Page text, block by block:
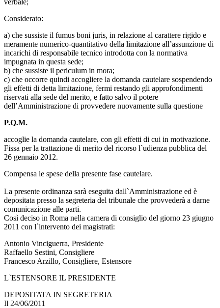
Considerato:
a) che sussiste il fumus boni juris, in relazione al carattere rigido e
meramente numerico-quantitativo della limitazione all’assunzione di
incarichi di responsabile tecnico introdotta con la normativa
impugnata in questa sede;
b) che sussiste il periculum in mora;
c) che occorre quindi accogliere la domanda cautelare sospendendo
gli effetti di detta limitazione, fermi restando gli approfondimenti
riservati alla sede del merito, e fatto salvo il potere
dell’Amministrazione di provvedere nuovamente sulla questione
P.Q.M.
accoglie la domanda cautelare, con gli effetti di cui in motivazione.
Fissa per la trattazione di merito del ricorso l`udienza pubblica del
26 gennaio 2012.
Compensa le spese della presente fase cautelare.
La presente ordinanza sarà eseguita dall`Amministrazione ed è
depositata presso la segreteria del tribunale che provvederà a darne
comunicazione alle parti.
Così deciso in Roma nella camera di consiglio del giorno 23 giugno
2011 con l`intervento dei magistrati:
Antonio Vinciguerra, Presidente
Raffaello Sestini, Consigliere
Francesco Arzillo, Consigliere, Estensore
L`ESTENSORE IL PRESIDENTE
DEPOSITATA IN SEGRETERIA
Il 24/06/2011